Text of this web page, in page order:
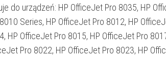
do urządzeń: HP OfficeJet Pro 8035, HP
Series, HP OfficeJet Pro 8012, HP
HP OfficeJet Pro 8015, HP OfficeJet Pro
Pro 8022, HP OfficeJet Pro 8023, HP